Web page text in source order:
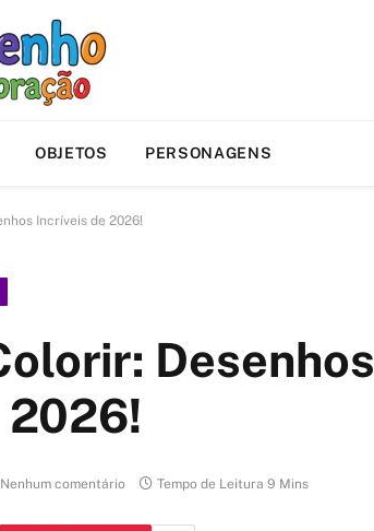
OBJETOS PERSONAGENS
Incríveis de 2026!
Desenhos
2026!
Nenhum comentário Tempo de Leitura 9 Mins